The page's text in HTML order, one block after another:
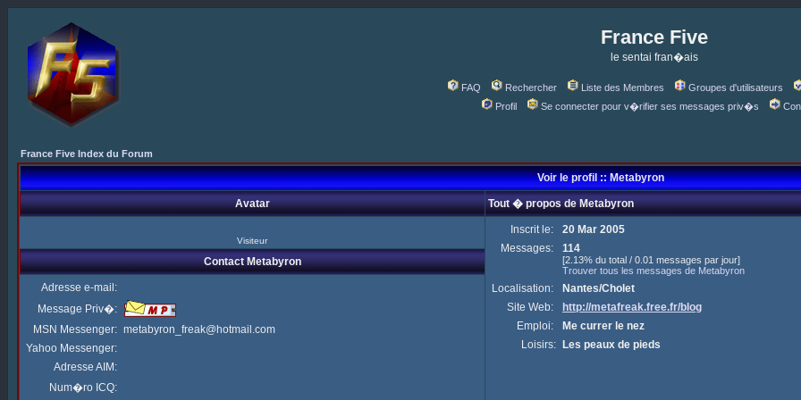
France Five
le sentai fran�ais
FAQ Rechercher Liste des Membres Groupes d'utilisateurs
Profil
Se connecter pour v�rifier ses messages priv�s
France Five Index du Forum
Voir le profil :: Metabyron
Avatar Tout � propos de Metabyron
Visiteur
Inscrit le:
20 Mar 2005
Messages:
114
[2.13% du total / 0.01 messages par jour]
Trouver tous les messages de Metabyron
Localisation:
Nantes/Cholet
Site Web:
http://metafreak.free.fr/blog
Emploi:
Me currer le nez
Loisirs:
Les peaux de pieds
Contact Metabyron
Adresse e-mail:
Message Priv�:
MSN Messenger: metabyron_freak@hotmail.com
Yahoo Messenger:
Adresse AIM:
Num�ro ICQ: